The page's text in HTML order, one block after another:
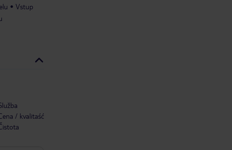
Vstup
/ kvalitaść